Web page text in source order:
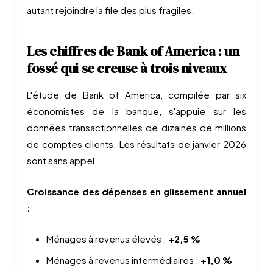
autant rejoindre la file des plus fragiles.
Les chiffres de Bank of America : un
fossé qui se creuse à trois niveaux
L'étude de Bank of America, compilée par six
économistes de la banque, s'appuie sur les
données transactionnelles de dizaines de millions
de comptes clients. Les résultats de janvier 2026
sont sans appel.
Croissance des dépenses en glissement annuel
:
Ménages à revenus élevés : +2,5 %
Ménages à revenus intermédiaires : +1,0 %